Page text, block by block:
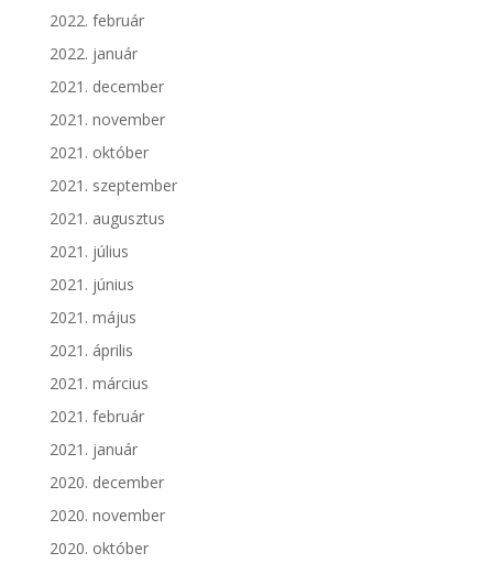
2022. február
2022. január
2021. december
2021. november
2021. október
2021. szeptember
2021. augusztus
2021. július
2021. június
2021. május
2021. április
2021. március
2021. február
2021. január
2020. december
2020. november
2020. október